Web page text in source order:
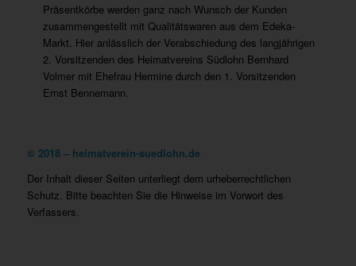
Präsentkörbe werden ganz nach Wunsch der Kunden
zusammengestellt mit Qualitätswaren aus dem Edeka-
Markt. Hier anlässlich der Verabschiedung des langjährigen
2. Vorsitzenden des Heimatvereins Südlohn Bernhard
Volmer mit Ehefrau Hermine durch den 1. Vorsitzenden
Ernst Bennemann.
© 2018 – heimatverein-suedlohn.de
Der Inhalt dieser Seiten unterliegt dem urheberrechtlichen
Schutz. Bitte beachten Sie die Hinweise im Vorwort des
Verfassers.